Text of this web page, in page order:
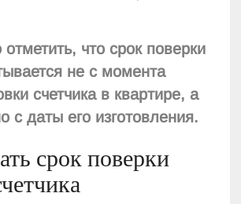
что срок поверки
не с момента
счетчика в квартире, а
с даты его изготовления.
срок поверки